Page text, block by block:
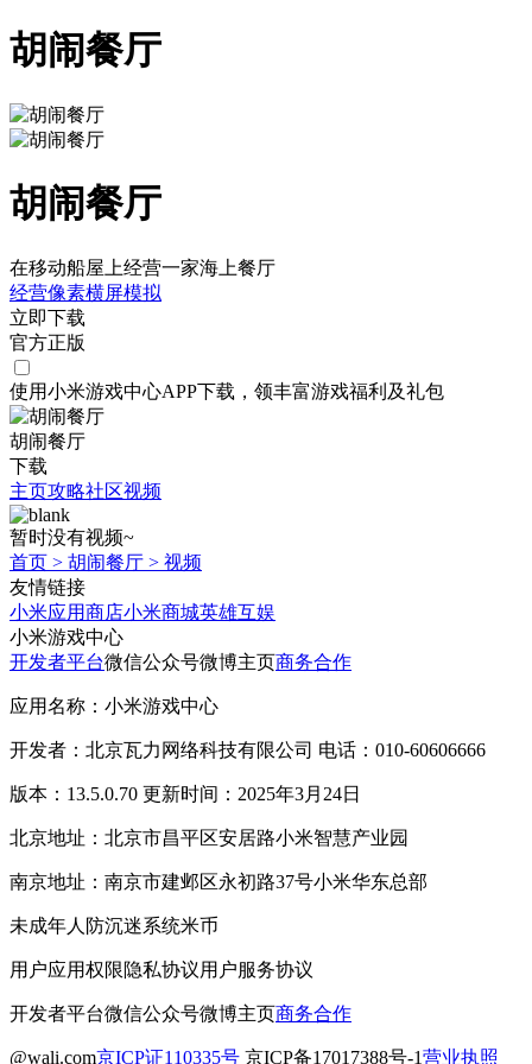
胡闹餐厅
胡闹餐厅
在移动船屋上经营一家海上餐厅
经营像素横屏模拟
立即下载
官方正版
使用小米游戏中心APP下载 ，领丰富游戏福利 及礼包
胡闹餐厅
下载
主页攻略社区视频
暂时没有视频~
首页 > 胡闹餐厅 > 视频
友情链接
小米应用商店小米商城英雄互娱
小米游戏中心
开发者平台微信公众号微博主页商务合作
应用名称：小米游戏中心
开发者：北京瓦力网络科技有限公司 电话：010-60606666
版本：13.5.0.70 更新时间：2025年3月24日
北京地址：北京市昌平区安居路小米智慧产业园
南京地址：南京市建邺区永初路37号小米华东总部
未成年人防沉迷系统米币
用户应用权限隐私协议用户服务协议
开发者平台微信公众号微博主页商务合作
@wali.com京ICP证110335号 京ICP备17017388号-1营业执照